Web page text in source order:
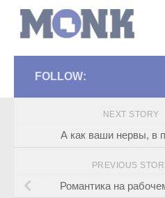
FOLLOW:
NEXT STORY
А как ваши нервы, в
PREVIOUS
Романтика на